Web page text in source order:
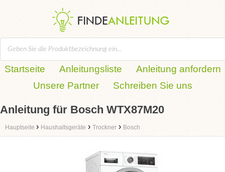
Startseite Anleitungsliste
Anleitung anfordern
Unsere Partner
Schreiben Sie uns
Anleitung für Bosch WTX87M20
Hauptseite › Haushaltsgeräte › Trockner › Bosch